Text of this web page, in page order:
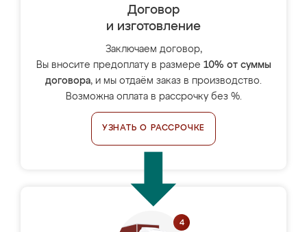
Договор
и изготовление
Заключаем договор,
Вы вносите предоплату в размере 10% от суммы
договора, и мы отдаём заказ в производство.
Возможна оплата в рассрочку без %.
УЗНАТЬ О РАССРОЧКЕ